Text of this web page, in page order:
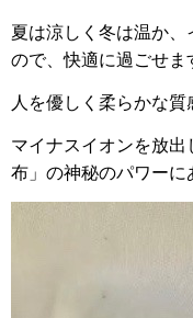
夏は涼しく冬は温か
ので、快適に過ごせま
人を優しく柔らかな質
マイナスイオンを放
布」の神秘のパワーに